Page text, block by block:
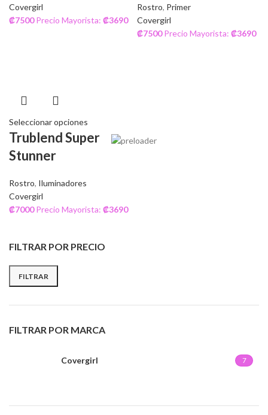
FILTRAR POR PRECIO
FILTRAR
FILTRAR POR MARCA
Covergirl 7
Covergirl
₡7500 Precio Mayorista: ₡3690
Rostro, Primer
Covergirl
₡7500 Precio Mayorista: ₡3690
Seleccionar opciones
Trublend Super
Stunner
Rostro, Iluminadores
Covergirl
₡7000 Precio Mayorista: ₡3690